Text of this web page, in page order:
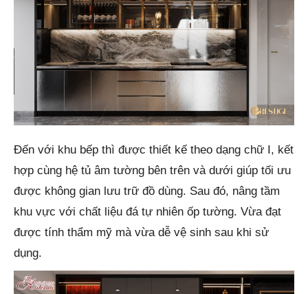
Đến với khu bếp thì được thiết kế theo dạng chữ I, kết
hợp cùng hệ tủ âm tường bên trên và dưới giúp tối ưu
được không gian lưu trữ đồ dùng. Sau đó, nâng tầm
khu vực với chất liệu đá tự nhiên ốp tường. Vừa đạt
được tính thẩm mỹ mà vừa dễ vệ sinh sau khi sử
dụng.